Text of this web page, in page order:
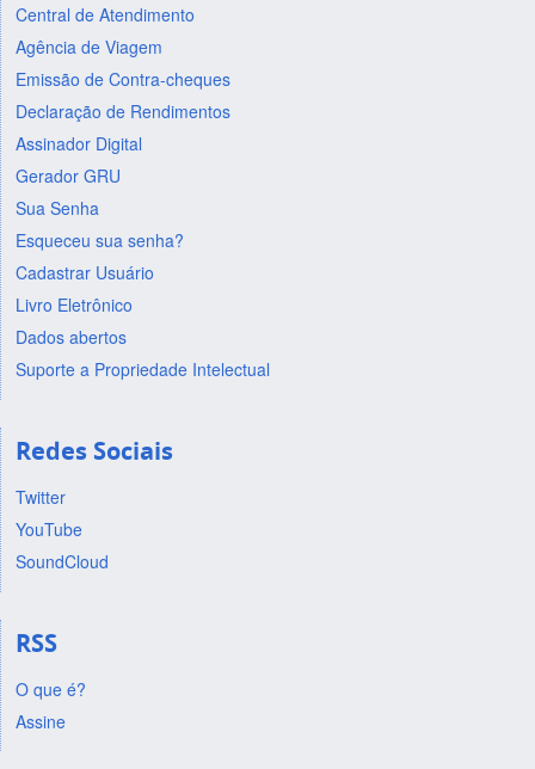
Central de Atendimento
Agência de Viagem
Emissão de Contra-cheques
Declaração de Rendimentos
Assinador Digital
Gerador GRU
Sua Senha
Esqueceu sua senha?
Cadastrar Usuário
Livro Eletrônico
Dados abertos
Suporte a Propriedade Intelectual
Redes Sociais
Twitter
YouTube
SoundCloud
RSS
O que é?
Assine